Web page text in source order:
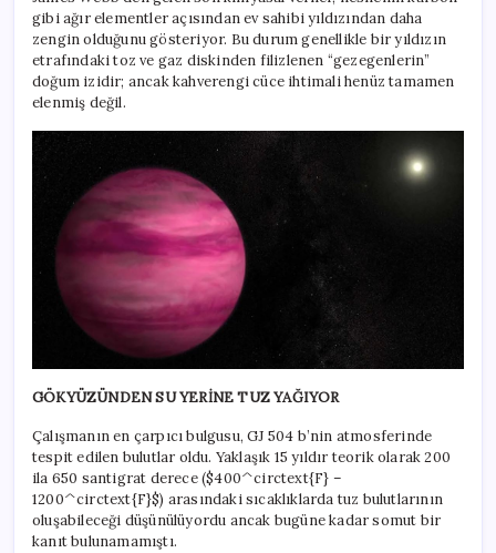
gibi ağır elementler açısından ev sahibi yıldızından daha
zengin olduğunu gösteriyor. Bu durum genellikle bir yıldızın
etrafındaki toz ve gaz diskinden filizlenen “gezegenlerin”
doğum izidir; ancak kahverengi cüce ihtimali henüz tamamen
elenmiş değil.
GÖKYÜZÜNDEN SU YERİNE TUZ YAĞIYOR
Çalışmanın en çarpıcı bulgusu, GJ 504 b’nin atmosferinde
tespit edilen bulutlar oldu. Yaklaşık 15 yıldır teorik olarak 200
ila 650 santigrat derece ($400^circtext{F} –
1200^circtext{F}$) arasındaki sıcaklıklarda tuz bulutlarının
oluşabileceği düşünülüyordu ancak bugüne kadar somut bir
kanıt bulunamamıştı.